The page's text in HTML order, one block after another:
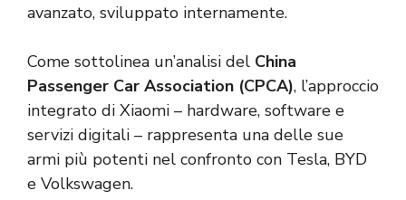
avanzato, sviluppato internamente.
Come sottolinea un’analisi del China
Passenger Car Association (CPCA), l’approccio
integrato di Xiaomi – hardware, software e
servizi digitali – rappresenta una delle sue
armi più potenti nel confronto con Tesla, BYD
e Volkswagen.